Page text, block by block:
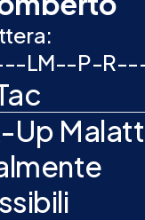
--LM--P-R--
Up